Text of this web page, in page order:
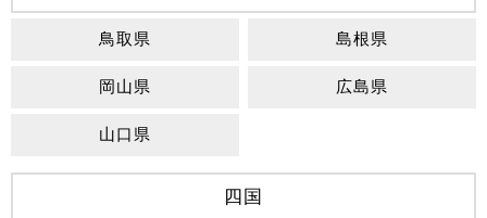
鳥取県 島根県
岡山県 広島県
山口県
四国